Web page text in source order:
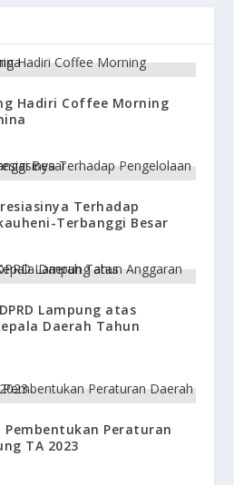
Hadiri Coffee Morning
Terhadap
Terbanggi Besar
Lampung atas
Daerah Tahun
Pembentukan Peraturan
TA 2023